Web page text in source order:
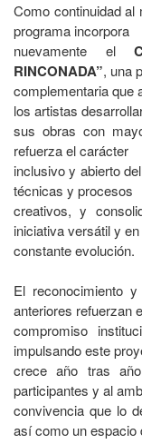
Como continuidad al
programa incorpora
nuevamente el
RINCONADA”, una
complementaria que
los artistas
sus obras con
refuerza el carácter
inclusivo y abierto
técnicas y procesos
creativos, y
iniciativa versátil y en
constante evolución.
El reconocimiento
anteriores refuerzan
compromiso
impulsando este
crece año tras
participantes y al
convivencia que lo
así como un espacio